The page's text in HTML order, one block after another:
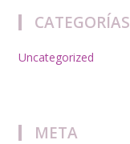
CATEGORÍAS
Uncategorized
META